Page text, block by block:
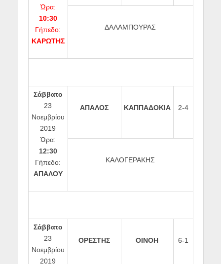
Ώρα:
10:30
Γήπεδο:
ΚΑΡΩΤΗΣ
ΔΑΛΑΜΠΟΥΡΑΣ
Σάββατο
23
Νοεμβρίου
2019
Ώρα:
12:30
Γήπεδο:
ΑΠΑΛΟΥ
ΑΠΑΛΟΣ ΚΑΠΠΑΔΟΚΙΑ 2-4
ΚΑΛΟΓΕΡΑΚΗΣ
Σάββατο
23
Νοεμβρίου
2019
ΟΡΕΣΤΗΣ ΟΙΝΟΗ 6-1